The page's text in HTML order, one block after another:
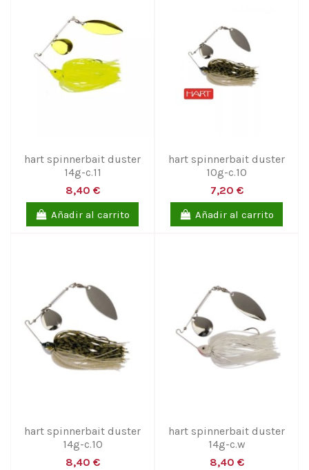
hart spinnerbait duster
14g-c.11
8,40 €
Añadir al carrito
hart spinnerbait duster
10g-c.10
7,20 €
Añadir al carrito
hart spinnerbait duster
14g-c.10
8,40 €
hart spinnerbait duster
14g-c.w
8,40 €